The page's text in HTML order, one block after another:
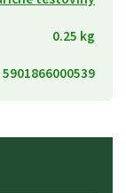
0.25 kg
5901866000539